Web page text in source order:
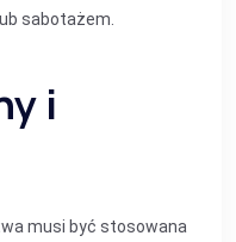
sabotażem.
i
musi być stosowana